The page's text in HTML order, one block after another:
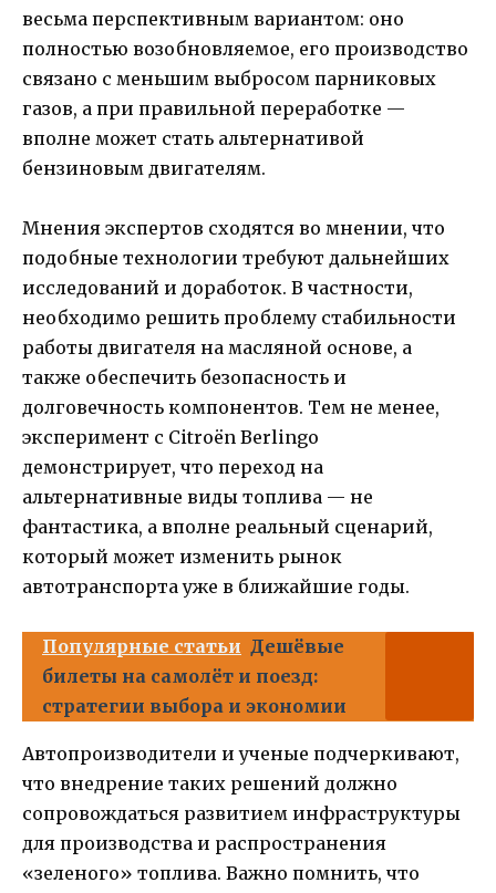
весьма перспективным вариантом: оно
полностью возобновляемое, его производство
связано с меньшим выбросом парниковых
газов, а при правильной переработке —
вполне может стать альтернативой
бензиновым двигателям.
Мнения экспертов сходятся во мнении, что
подобные технологии требуют дальнейших
исследований и доработок. В частности,
необходимо решить проблему стабильности
работы двигателя на масляной основе, а
также обеспечить безопасность и
долговечность компонентов. Тем не менее,
эксперимент с Citroën Berlingo
демонстрирует, что переход на
альтернативные виды топлива — не
фантастика, а вполне реальный сценарий,
который может изменить рынок
автотранспорта уже в ближайшие годы.
Популярные статьи Дешёвые
билеты на самолёт и поезд:
стратегии выбора и экономии
Автопроизводители и ученые подчеркивают,
что внедрение таких решений должно
сопровождаться развитием инфраструктуры
для производства и распространения
«зеленого» топлива. Важно помнить, что